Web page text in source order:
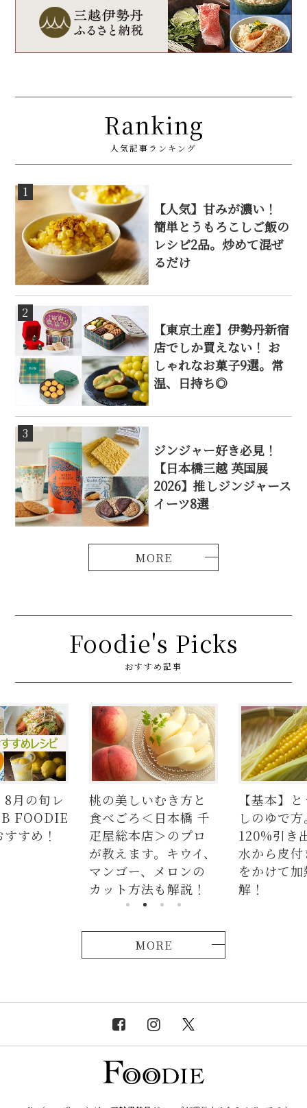
Ranking
人気記事ランキング
1
【人気】甘みが濃い！
簡単とうもろこしご飯の
レシピ2品。炒めて混ぜ
るだけ
2
【東京土産】伊勢丹新宿
店でしか買えない！ お
しゃれなお菓子9選。常
温、日持ち◎
3
ジンジャー好き必見！
【日本橋三越 英国展
2026】推しジンジャース
イーツ8選
Foodie's Picks
おすすめ記事
月の旬レ
FOODIE
すめ！
桃の美しいむき方と
食べごろ＜日本橋 千
疋屋総本店＞のプロ
が教えます。キウイ、
マンゴー、メロンの
カット方法も解説！
【基本】
しのゆで
120%引き
水から皮
をかけて
解！
MORE